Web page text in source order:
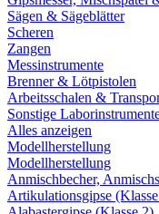
Sägen & Sägeblätter
Scheren
Zangen
Messinstrumente
Brenner & Lötpistolen
Arbeitsschalen &
Sonstige
Alles anzeigen
Modellherstellung
Modellherstellung
Anmischbecher,
Artikulationsgipse